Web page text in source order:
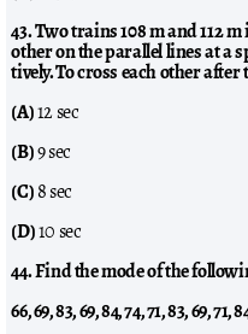
43. Two trains 108 m and 112
other on the parallel lines at a
tively. To cross each other
(A)12 sec
(B)9 sec
(C)8 sec
(D)10 sec
44. Find the mode of the
66, 69, 83, 69, 84, 74, 71, 83, 69, 71,